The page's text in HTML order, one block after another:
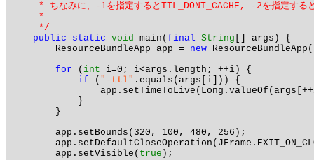
* ちなみに、-1を指定するとTTL_DONT_CACHE, -2を指定す
     *
     */
public
static void main( final String [] args) {
        ResourceBundleApp app =
new
for ( int i=0; i<args.length; ++i) {
if ( "-ttl" .equals(args[i])) {
            }
        }
        app.setBounds(320, 100, 480, 256);
        app.setVisible(
true );